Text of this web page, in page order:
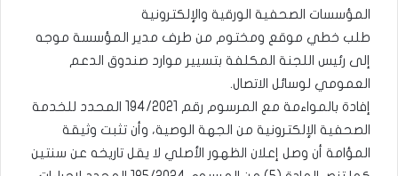
المؤسسات الصحفية الورقية والإلكترونية
طلب خطي موقع ومختوم من طرف مدير المؤسسة موجه
إلى رئيس اللجنة المكلفة بتسيير موارد صندوق الدعم
العمومي لوسائل الاتصال.
إفادة بالمواءمة مع المرسوم رقم 194/2021 المحدد للخدمة
الصحفية الإلكترونية من الجهة الوصية، وأن تثبت وثيقة
المؤامة أن وصل إعلان الظهور الأصلي لا يقل تاريخه عن سنتين